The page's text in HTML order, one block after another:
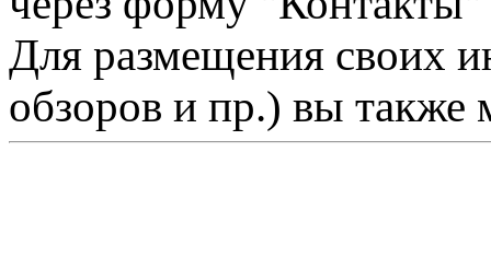
Для размещения своих
обзоров и пр.) вы также